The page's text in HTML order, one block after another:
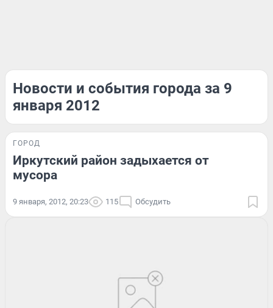
Новости и события города за 9
января 2012
ГОРОД
Иркутский район задыхается от
мусора
9 января, 2012, 20:23 115 Обсудить